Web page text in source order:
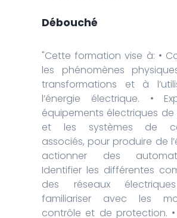
Débouché
"Cette formation vise à: •
les phénomènes
transformations et à
l’énergie électrique. •
équipements électriques de
et les systèmes de
associés, pour produire de
actionner des
Identifier les différentes
des réseaux
familiariser avec les
contrôle et de protection. •